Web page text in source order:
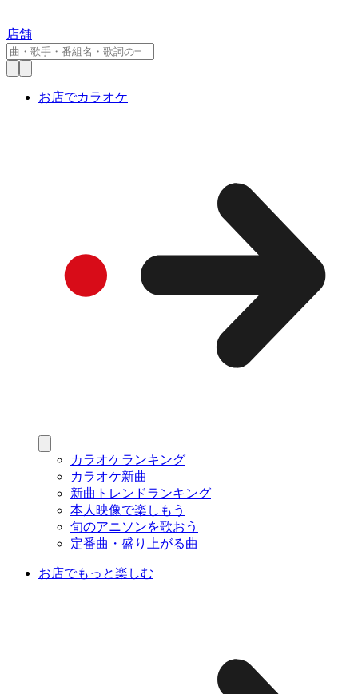
店舗
お店でカラオケ
カラオケランキング
カラオケ新曲
新曲トレンドランキング
本人映像で楽しもう
旬のアニソンを歌おう
定番曲・盛り上がる曲
お店でもっと楽しむ